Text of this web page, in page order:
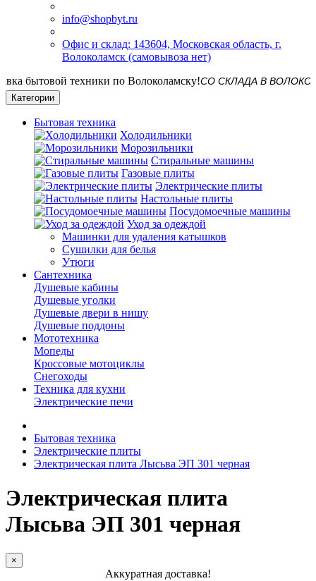
info@shopbyt.ru
Офис и склад: 143604, Московская область, г.
Волоколамск (самовывоза нет)
СО СКЛАДА В
Категории
Бытовая техника
Холодильники
Морозильники
Стиральные машины
Газовые плиты
Электрические плиты
Настольные плиты
Посудомоечные машины
Уход за одеждой
Машинки для удаления катышков
Сушилки для белья
Утюги
Сантехника
Душевые кабины
Душевые уголки
Душевые двери в нишу
Душевые поддоны
Мототехника
Мопеды
Кроссовые мотоциклы
Снегоходы
Техника для кухни
Электрические печи
Бытовая техника
Электрические плиты
Электрическая плита Лысьва ЭП 301 черная
Электрическая плита
Лысьва ЭП 301 черная
×
Аккуратная доставка!